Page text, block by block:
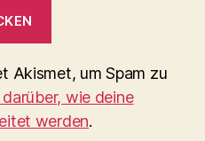
Akismet, um Spam zu
wie deine
werden.